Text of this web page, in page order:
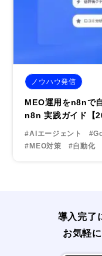
ノウハウ発信
MEO運用をn8nで
n8n 実践ガイド【
#AIエージェント
#MEO対策
#自動化
導入完了
お気軽